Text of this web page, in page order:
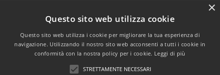
Feed dei contenuti
Feed dei commenti
×
Questo sito web utilizza cookie
Questo sito web utilizza i cookie per migliorare la tua esperienza di
navigazione. Utilizzando il nostro sito web acconsenti a tutti i cookie in
conformità con la nostra policy per i cookie. Leggi di più
STRETTAMENTE NECESSARI